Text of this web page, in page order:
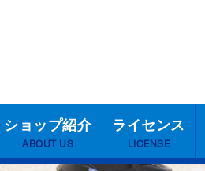
ショップ紹介
ABOUT US
ライセンス
LICENSE